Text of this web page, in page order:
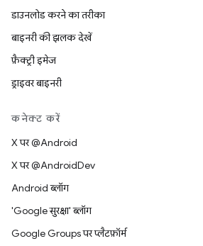
डाउनलोड करने का तरीका
बाइनरी की झलक देखें
फ़ैक्ट्री इमेज
ड्राइवर बाइनरी
कनेक्ट करें
X पर @Android
X पर @AndroidDev
Android ब्लॉग
'Google सुरक्षा' ब्लॉग
Google Groups पर प्लैटफ़ॉर्म